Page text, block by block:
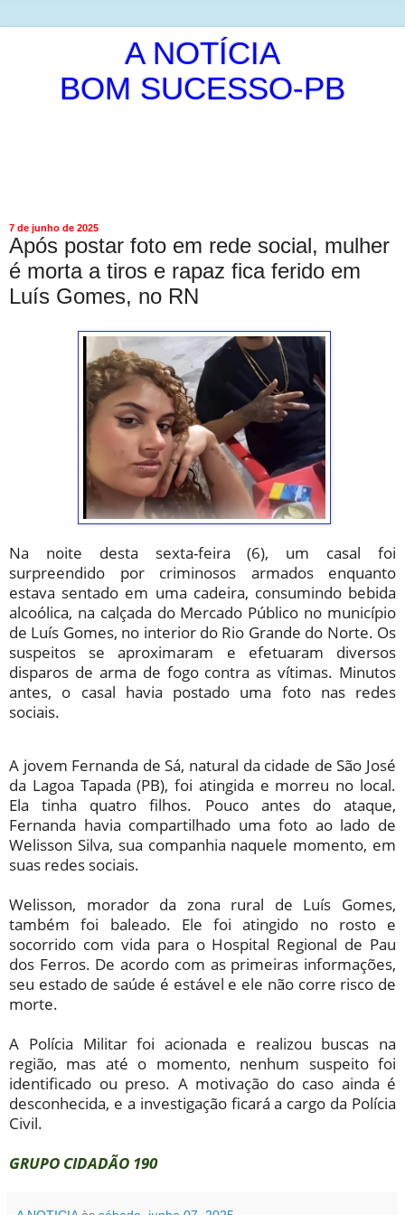
A NOTÍCIA
BOM SUCESSO-PB
7 de junho de 2025
Após postar foto em rede social, mulher
é morta a tiros e rapaz fica ferido em
Luís Gomes, no RN
Na noite desta sexta-feira (6), um casal foi
surpreendido por criminosos armados enquanto
estava sentado em uma cadeira, consumindo bebida
alcoólica, na calçada do Mercado Público no município
de Luís Gomes, no interior do Rio Grande do Norte. Os
suspeitos se aproximaram e efetuaram diversos
disparos de arma de fogo contra as vítimas. Minutos
antes, o casal havia postado uma foto nas redes
sociais.
A jovem Fernanda de Sá, natural da cidade de São José
da Lagoa Tapada (PB), foi atingida e morreu no local.
Ela tinha quatro filhos. Pouco antes do ataque,
Fernanda havia compartilhado uma foto ao lado de
Welisson Silva, sua companhia naquele momento, em
suas redes sociais.
Welisson, morador da zona rural de Luís Gomes,
também foi baleado. Ele foi atingido no rosto e
socorrido com vida para o Hospital Regional de Pau
dos Ferros. De acordo com as primeiras informações,
seu estado de saúde é estável e ele não corre risco de
morte.
A Polícia Militar foi acionada e realizou buscas na
região, mas até o momento, nenhum suspeito foi
identificado ou preso. A motivação do caso ainda é
desconhecida, e a investigação ficará a cargo da Polícia
Civil.
GRUPO CIDADÃO 190